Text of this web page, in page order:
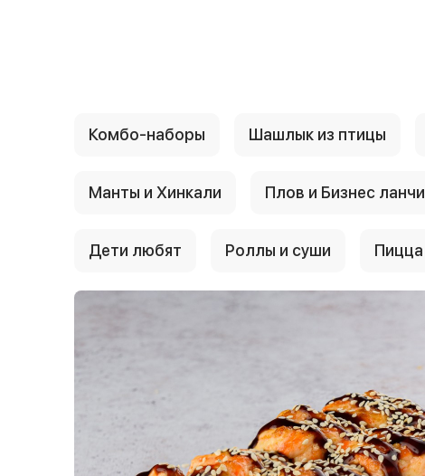
Комбо-наборы Шашлык из птицы
Манты и Хинкали Плов и Бизнес ланчи
Дети любят Роллы и суши Пицца